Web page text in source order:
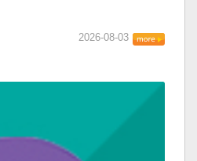
2026-08-03